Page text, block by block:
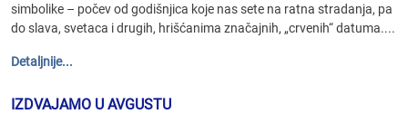
simbolike – počev od godišnjica koje nas sete na ratna stradanja, pa
do slava, svetaca i drugih, hrišćanima značajnih, „crvenih“ datuma....
Detaljnije...
IZDVAJAMO U AVGUSTU